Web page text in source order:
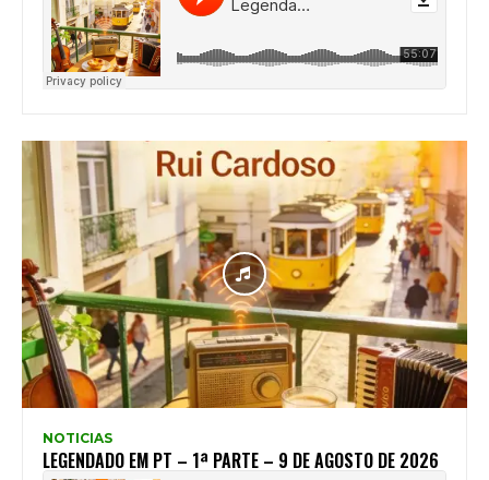
NOTICIAS
LEGENDADO EM PT – 1ª PARTE – 9 DE AGOSTO DE 2026